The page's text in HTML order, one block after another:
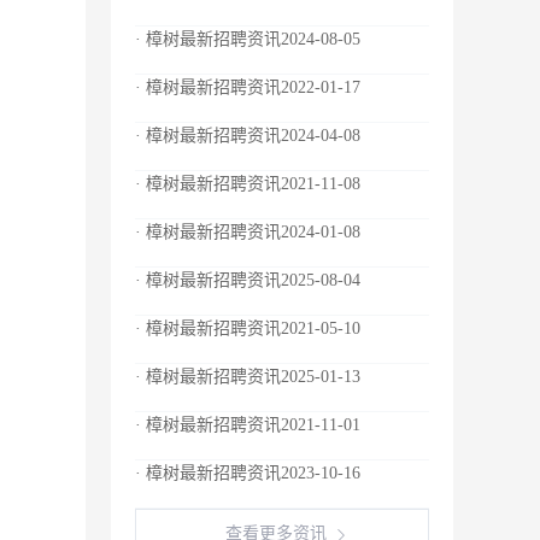
· 樟树最新招聘资讯2024-08-05
· 樟树最新招聘资讯2022-01-17
· 樟树最新招聘资讯2024-04-08
· 樟树最新招聘资讯2021-11-08
· 樟树最新招聘资讯2024-01-08
· 樟树最新招聘资讯2025-08-04
· 樟树最新招聘资讯2021-05-10
· 樟树最新招聘资讯2025-01-13
· 樟树最新招聘资讯2021-11-01
· 樟树最新招聘资讯2023-10-16
查看更多资讯